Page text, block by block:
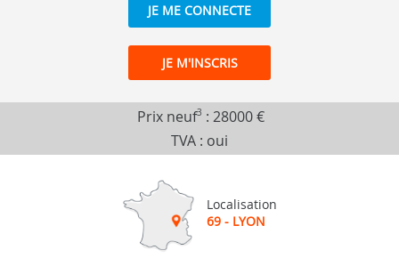
JE ME CONNECTE
JE M'INSCRIS
Prix neuf3 : 28000 €
TVA : oui
Localisation
69 - LYON